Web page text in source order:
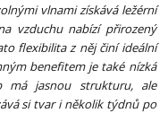
vlnami získává ležérní
vzduchu nabízí přirozený
flexibilita z něj činí ideální
benefitem je také nízká
má jasnou strukturu, ale
si tvar i několik týdnů po